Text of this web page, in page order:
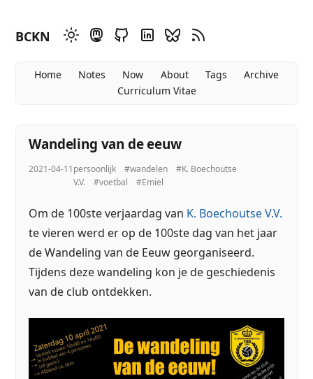
BCKN
Home Notes Now About Tags
Archive
Curriculum Vitae
Wandeling van de eeuw
2021-04-11persoonlijk #wandelen
#K. Boechoutse
V.V.
#voetbal #Emiel
Om de 100ste verjaardag van K. Boechoutse V.V.
te vieren werd er op de 100ste dag van het jaar
de Wandeling van de Eeuw georganiseerd.
Tijdens deze wandeling kon je de geschiedenis
van de club ontdekken.